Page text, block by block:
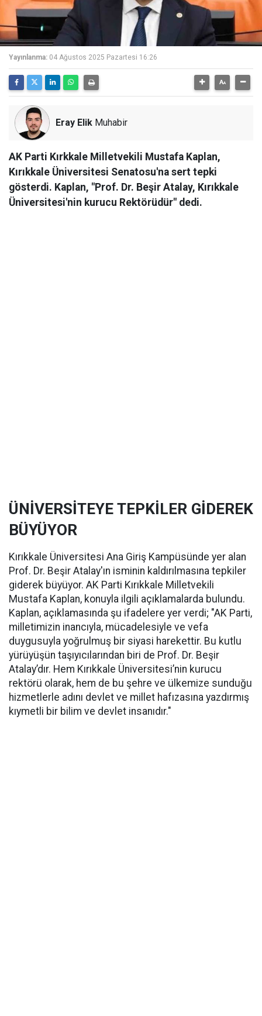
Yayınlanma: 04 Ağustos 2025 Pazartesi 16:26
Eray Elik Muhabir
AK Parti Kırkkale Milletvekili Mustafa Kaplan,
Kırıkkale Üniversitesi Senatosu'na sert tepki
gösterdi. Kaplan, "Prof. Dr. Beşir Atalay, Kırıkkale
Üniversitesi'nin kurucu Rektörüdür" dedi.
ÜNİVERSİTEYE TEPKİLER GİDEREK
BÜYÜYOR
Kırıkkale Üniversitesi Ana Giriş Kampüsünde yer alan
Prof. Dr. Beşir Atalay'ın isminin kaldırılmasına tepkiler
giderek büyüyor. AK Parti Kırıkkale Milletvekili
Mustafa Kaplan, konuyla ilgili açıklamalarda bulundu.
Kaplan, açıklamasında şu ifadelere yer verdi; "AK Parti,
milletimizin inancıyla, mücadelesiyle ve vefa
duygusuyla yoğrulmuş bir siyasi harekettir. Bu kutlu
yürüyüşün taşıyıcılarından biri de Prof. Dr. Beşir
Atalay’dır. Hem Kırıkkale Üniversitesi’nin kurucu
rektörü olarak, hem de bu şehre ve ülkemize sunduğu
hizmetlerle adını devlet ve millet hafızasına yazdırmış
kıymetli bir bilim ve devlet insanıdır."